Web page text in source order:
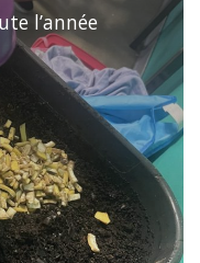
l’année